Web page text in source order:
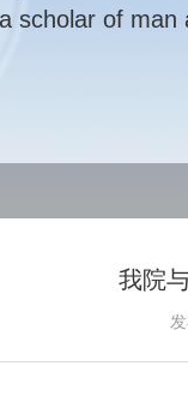
scholar of man
我院